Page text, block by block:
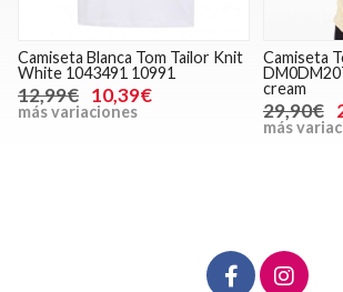
Camiseta Blanca Tom Tailor Knit
White 1043491 10991
12,99€ 10,39€
más variaciones
Camiseta
cream
29,90€
más